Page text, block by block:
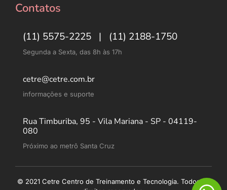
Contatos
(11) 5575-2225 | (11) 2188-1750
Segunda a Sexta, das 8h às 17h
cetre@cetre.com.br
informações e suporte
Rua Timburiba, 95 - Vila Mariana - SP - 04119-
080
Próximo ao metrô Santa Cruz
© 2021 Cetre Centro de Treinamento e Tecnologia. Todos os